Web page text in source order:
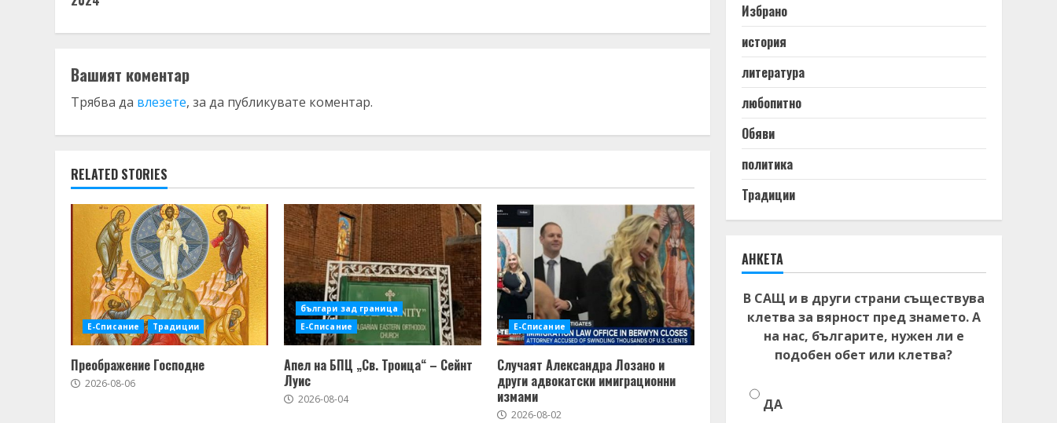
Вашият коментар
Трябва да влезете, за да публикувате коментар.
RELATED STORIES
Е-Списание Традиции
Преображение Господне
2026-08-06
българи зад граница
Е-Списание
Апел на БПЦ „Св. Троица“ – Сейнт
Луис
2026-08-04
Е-Списание
Случаят Александра Лозано и
други адвокатски имиграционни
измами
2026-08-02
Избрано
история
литература
любопитно
Обяви
политика
Традиции
АНКЕТА
В САЩ и в други страни съществува
клетва за вярност пред знамето. А
на нас, българите, нужен ли е
подобен обет или клетва?
ДА